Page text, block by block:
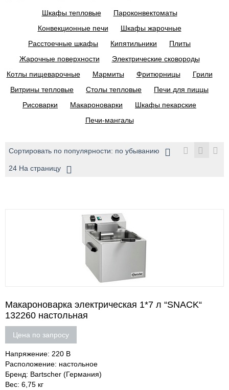
Шкафы тепловые
Пароконвектоматы
Конвекционные печи
Шкафы жарочные
Расстоечные шкафы
Кипятильники
Плиты
Жарочные поверхности
Электрические сковороды
Котлы пищеварочные
Мармиты Фритюрницы
Грили
Витрины тепловые
Столы тепловые
Печи для пиццы
Рисоварки
Макароноварки
Шкафы пекарские
Печи-мангалы
Сортировать по популярности: по убыванию
24 На страницу
Макароноварка электрическая 1*7 л “SNACK“
132260 настольная
Цена по запросу
Напряжение: 220 В
Расположение: настольное
Бренд: Bartscher (Германия)
Вес: 6,75 кг